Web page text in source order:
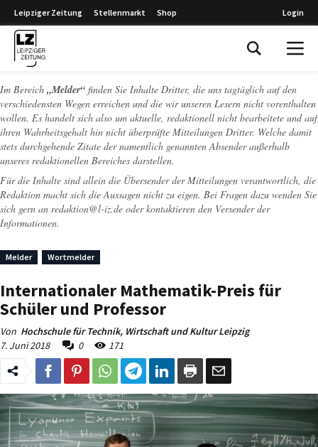
Leipziger Zeitung Stellenmarkt Shop Login
Im Bereich „Melder“ finden Sie Inhalte Dritter, die uns tagtäglich auf den
verschiedensten Wegen erreichen und die wir unseren Lesern nicht vorenthalten
wollen. Es handelt sich also um aktuelle, redaktionell nicht bearbeitete und auf
ihren Wahrheitsgehalt hin nicht überprüfte Mitteilungen Dritter. Welche damit
stets durchgehende Zitate der namentlich genannten Absender außerhalb
unseres redaktionellen Bereiches darstellen.
Für die Inhalte sind allein die Übersender der Mitteilungen verantwortlich, die
Redaktion macht sich die Aussagen nicht zu eigen. Bei Fragen dazu wenden Sie
sich gern an redaktion@l-iz.de oder kontaktieren den Versender der
Informationen.
Melder Wortmelder
Internationaler Mathematik-Preis für
Schüler und Professor
Von Hochschule für Technik, Wirtschaft und Kultur Leipzig
7. Juni 2018
0 171